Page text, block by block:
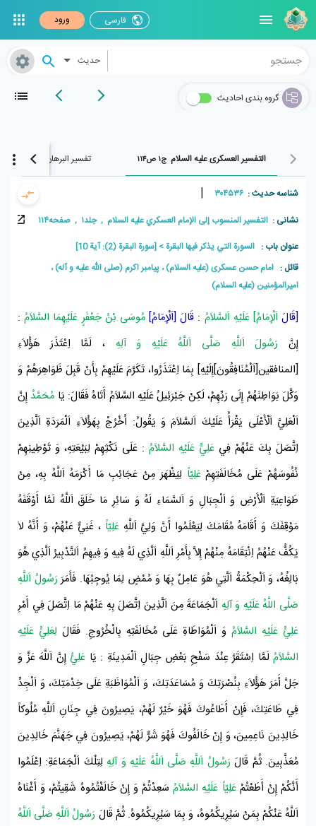
فارسی ورود
حدیث
گروه بندی احادیث
التفسير العسکری علیه السلام ج۱ ص۱۱۴ تفسیر البرهان ج۱ ص۱۳۸
شناسه حدیث : ۳۰۴۵۳۶ |
نشانی : التفسير المنسوب إلى الإمام العسکري عليه السلام , جلد۱ , صفحه۱۱۴
عنوان باب : السورة التي يذكر فيها البقرة
[سورة البقرة (2): آیة 10]
قائل : امام حسن عسکری (علیه السلام) ، پيامبر اکرم (صلی الله علیه و آله) ،
امیرالمؤمنین (علیه السلام)
[قَالَ اَلْإِمَامُ] عَلَيْهِ اَلسَّلاَمُ : قَالَ [اَلْإِمَامُ]مُوسَى بْنُ جَعْفَرٍ عَلَيْهِمَا السَّلاَمُ:
إِنَّرَسُولَ اَللَّهِ صَلَّى اَللَّهُ عَلَيْهِ وَ آلِهِ ، لَمَّا اِعْتَذَرَ هَؤُلاَءِ
[المنافقين[اَلْمُنَافِقُونَ]إِلَيْهِ] بِمَا اِعْتَذَرُوا، تَكَرَّمَ عَلَيْهِمْ بِأَنْ قَبِلَ ظَوَاهِرَهُمْ وَ
وَكَّلَ بَوَاطِنَهُمْ إِلَى رَبِّهِمْ، لَكِنْ جَبْرَئِيلُ عَلَيْهِ السَّلاَمُ أَتَاهُ فَقَالَ: يَا مُحَمَّدُ إِنَّ
اَلْعَلِيَّ اَلْأَعْلَى يَقْرَأُ عَلَيْكَ اَلسَّلاَمَ وَ يَقُولُ: اُخْرُجْ بِهَؤُلاَءِ اَلْمَرَدَةِ اَلَّذِينَ
اِتَّصَلَ بِكَ عَنْهُمْ فِي عَلِيٍّ عَلَيْهِ السَّلاَمُ : عَلَى نَكْثِهِمْ لِبَيْعَتِهِ، وَ تَوْطِينِهِمْ
نُفُوسَهُمْ عَلَى مُخَالَفَتِهِمْعَلِيّاً لِيَظْهَرَ مِنْ عَجَائِبِ مَا أَكْرَمَهُ اَللَّهُ بِهِ، مِنْ
طَوَاعِيَةِ اَلْأَرْضِ وَ اَلْجِبَالِ وَ اَلسَّمَاءِ لَهُ وَ سَائِرِ مَا خَلَقَ اَللَّهُ لَمَّا أَوْقَفَهُ
مَوْقِفَكَ وَ أَقَامَهُ مُقَامَكَ لِيَعْلَمُوا أَنَّ وَلِيَّ اَللَّهِ عَلِيّاً ، غَنِيٌّ عَنْهُمْ، وَ أَنَّهُ لاَ
يَكُفُّ عَنْهُمُ اِنْتِقَامَهُ مِنْهُمْ إِلاَّ بِأَمْرِ اَللَّهِ اَلَّذِي لَهُ فِيهِ وَ فِيهِمُ اَلتَّدْبِيرُ اَلَّذِي هُوَ
بَالِغُهُ، وَ اَلْحِكْمَةُ اَلَّتِي هُوَ عَامِلٌ بِهَا وَ مُمْضٍ لِمَا يُوجِبُهَا. فَأَمَرَرَسُولُ اَللَّهِ
صَلَّى اللَّهُ عَلَيْهِ وَ آلِهِ اَلْجَمَاعَةَ مِنَ اَلَّذِينَ اِتَّصَلَ بِهِ عَنْهُمْ مَا اِتَّصَلَ فِي أَمْرِ
عَلِيٍّ عَلَيْهِ السَّلاَمُ وَ اَلْمُوَاطَاةِ عَلَى مُخَالَفَتِهِ بِالْخُرُوجِ. فَقَالَ لِعَلِيٍّ عَلَيْهِ
السَّلاَمُ لَمَّا اِسْتَقَرَّ عِنْدَ سَفْحِ بَعْضِ جِبَالِ اَلْمَدِينَةِ : يَا عَلِيُّ إِنَّ اَللَّهَ عَزَّ وَ
جَلَّ أَمَرَ هَؤُلاَءِ بِنُصْرَتِكَ وَ مُسَاعَدَتِكَ، وَ اَلْمُوَاظَبَةِ عَلَى خِدْمَتِكَ، وَ اَلْجِدِّ
فِي طَاعَتِكَ، فَإِنْ أَطَاعُوكَ فَهُوَ خَيْرٌ لَهُمْ، يَصِيرُونَ فِي جِنَانِ اَللَّهِ مُلُوكاً
خَالِدِينَ نَاعِمِينَ، وَ إِنْ خَالَفُوكَ فَهُوَ شَرٌّ لَهُمْ، يَصِيرُونَ فِي جَهَنَّمَ خَالِدِينَ
مُعَذَّبِينَ. ثُمَّ قَالَرَسُولُ اَللَّهِ صَلَّى اَللَّهُ عَلَيْهِ وَ آلِهِلِتِلْكَ اَلْجَمَاعَةِ: اِعْلَمُوا
أَنَّكُمْ إِنْ أَطَعْتُمْ عَلِيّاً عَلَيْهِ السَّلاَمُسَعِدْتُمْ وَ إِنْ خَالَفْتُمُوهُ شَقِيتُمْ، وَ أَغْنَاهُ
اَللَّهُ عَنْكُمْ بِمَنْ سَيُرِيكُمُوهُ، وَ بِمَا سَيُرِيكُمُوهُ. ثُمَّ قَالَ رَسُولُ اَللَّهِ صَلَّى اَللَّهُ